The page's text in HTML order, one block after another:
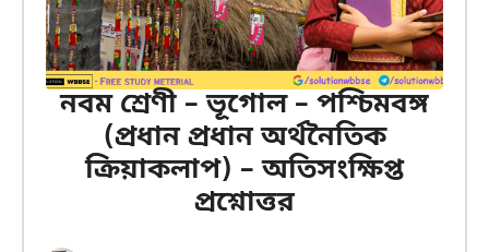
নবম শ্রেণী – ভূগোল – পশ্চিমবঙ্গ
(প্রধান প্রধান অর্থনৈতিক
ক্রিয়াকলাপ) – অতিসংক্ষিপ্ত
প্রশ্নোত্তর